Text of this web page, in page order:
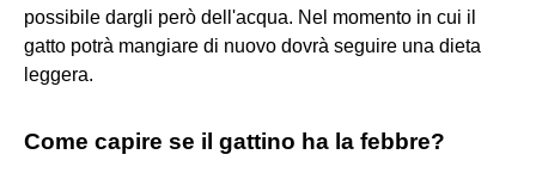
possibile dargli però dell'acqua. Nel momento in cui il
gatto potrà mangiare di nuovo dovrà seguire una dieta
leggera.
Come capire se il gattino ha la febbre?